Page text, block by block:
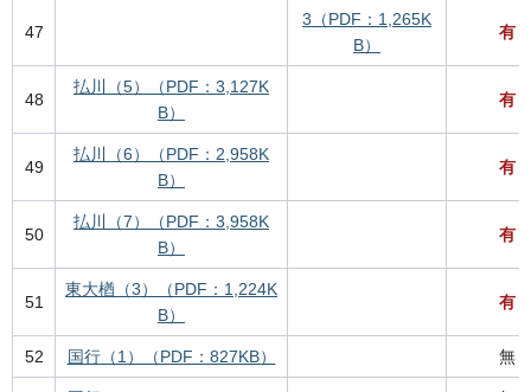
47
3（PDF：1,265K
B）
有
48
払川（5）（PDF：3,127K
B）
有
49
払川（6）（PDF：2,958K
B）
有
50
払川（7）（PDF：3,958K
B）
有
51
東大楢（3）（PDF：1,224K
B）
有
52 国行（1）（PDF：827KB） 無